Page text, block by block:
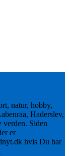
natur, hobby,
Haderslev,
verden. Siden
er
hvis Du har